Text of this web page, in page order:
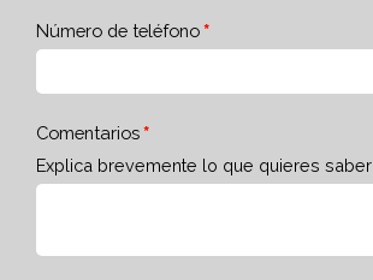
Número de teléfono
Comentarios
Explica brevemente lo que quieres saber